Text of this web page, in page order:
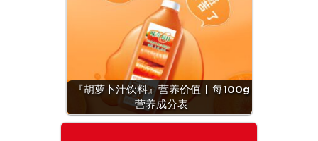
『胡萝卜汁饮料』营养价值 | 每100g
营养成分表